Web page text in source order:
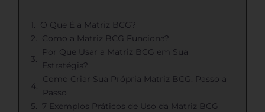
O Que É a Matriz BCG?
Como a Matriz BCG Funciona?
Por Que Usar a Matriz BCG em Sua
Estratégia?
Como Criar Sua Própria Matriz BCG: Passo a
Passo
7 Exemplos Práticos de Uso da Matriz BCG